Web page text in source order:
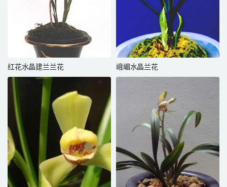
红花水晶建兰兰花 峨嵋水晶兰花